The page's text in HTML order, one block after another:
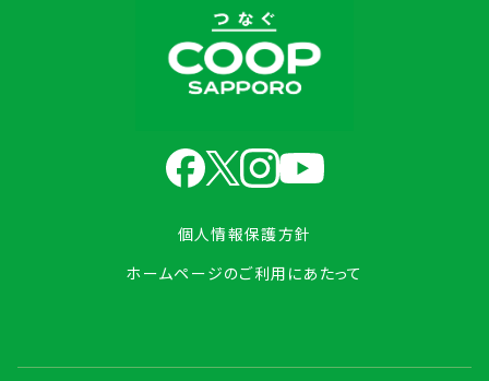
個人情報保護方針
ホームページのご利用にあたって